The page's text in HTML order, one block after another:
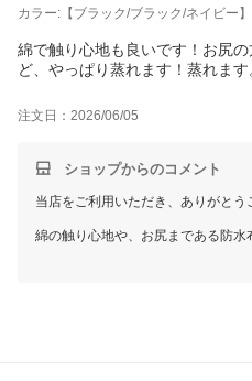
カラー:【ブラック/ブラック/ネイビー】
綿で触り心地も良いです！お尻
ど、やっぱり蒸れます！蒸れます
注文日：2026/06/05
ショップからのコメント
当店をご利用いただき、ありがとう
綿の触り心地や、お尻まである防水
お客様からいただいた貴重なお声